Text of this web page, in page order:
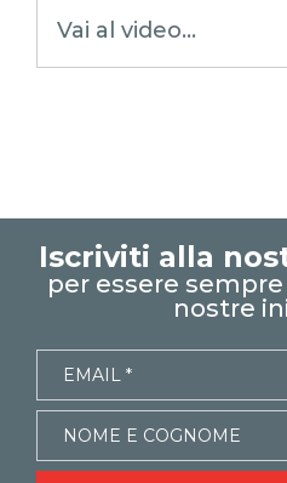
EXCELtrucchiesegreti
xlsx
corso excel
funzioni excel
tutorial funzioni
funzione se
funzione O
SE nidificato
sintassi funzione
Xcamp teoria
Vai al video...
Iscriviti alla
per essere
nostre